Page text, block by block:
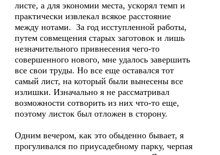
листе, а для экономии места, ускорял темп и
практически извлекал всякое расстояние
между нотами. За год исступленной работы,
путем совмещения старых заготовок и лишь
незначительного привнесения чего-то
совершенного нового, мне удалось завершить
все свои труды. Но все еще оставался тот
самый лист, на который были вынесены все
излишки. Изначально я не рассматривал
возможности сотворить из них что-то еще,
поэтому листок был отложен в сторону.
Одним вечером, как это обыденно бывает, я
прогуливался по приусадебному парку, черпая